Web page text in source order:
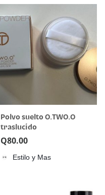
Polvo suelto O.TWO.O
traslucido
Q80.00
Estilo y Mas